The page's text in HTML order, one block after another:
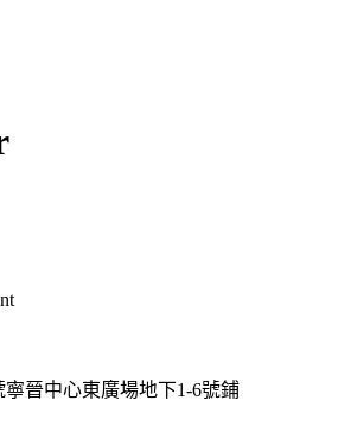
晉中心東廣場地下1-6號鋪